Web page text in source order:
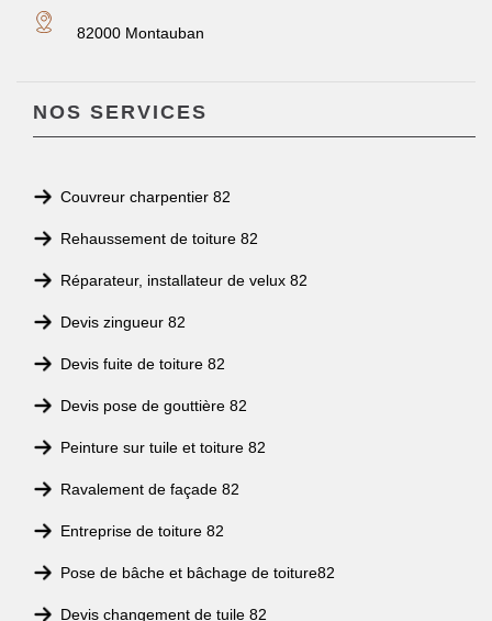
82000 Montauban
NOS SERVICES
Couvreur charpentier 82
Rehaussement de toiture 82
Réparateur, installateur de velux 82
Devis zingueur 82
Devis fuite de toiture 82
Devis pose de gouttière 82
Peinture sur tuile et toiture 82
Ravalement de façade 82
Entreprise de toiture 82
Pose de bâche et bâchage de toiture82
Devis changement de tuile 82